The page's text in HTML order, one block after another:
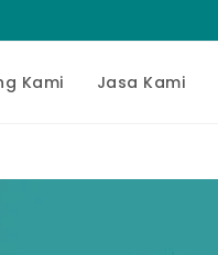
Kami Jasa Kami